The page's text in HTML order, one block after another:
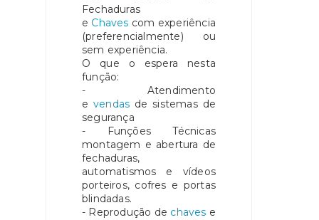
Fechaduras
e Chaves com experiência
(preferencialmente) ou
sem experiência.
O que o espera nesta
função:
- Atendimento
e vendas de sistemas de
segurança
- Funções Técnicas
montagem e abertura de
fechaduras,
automatismos e vídeos
porteiros, cofres e portas
blindadas.
- Reprodução de chaves e